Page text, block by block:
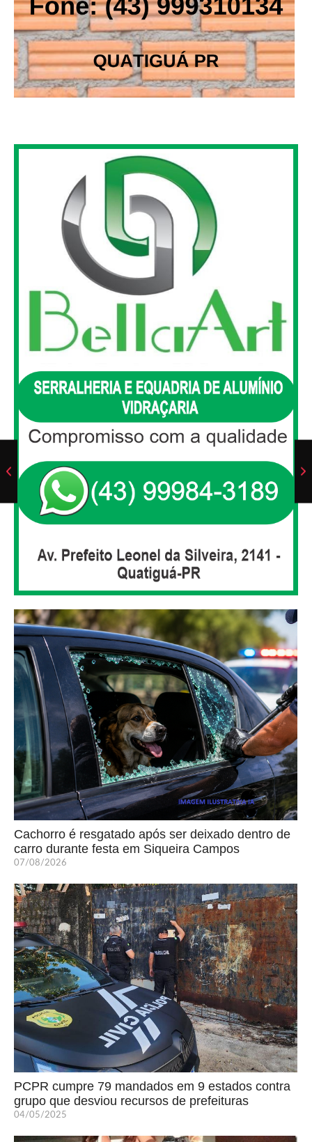
Cachorro é resgatado após ser deixado dentro de
carro durante festa em Siqueira Campos
07/08/2026
PCPR cumpre 79 mandados em 9 estados contra
grupo que desviou recursos de prefeituras
04/05/2025